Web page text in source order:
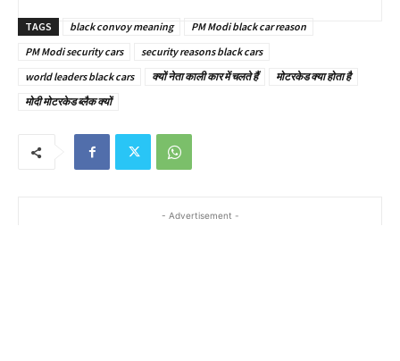
TAGS black convoy meaning
PM Modi black car reason
PM Modi security cars
security reasons black cars
world leaders black cars
क्यों नेता काली कार में चलते हैं
मोटरकेड क्या होता है
मोदी मोटरकेड ब्लैक क्यों
- Advertisement -